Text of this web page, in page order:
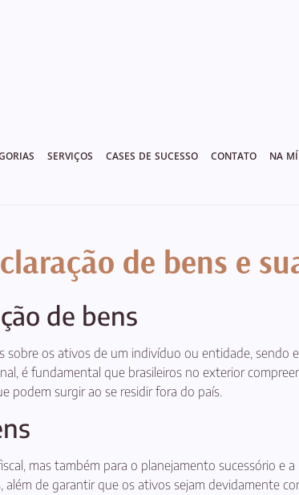
SERVIÇOS CASES DE SUCESSO CONTATO NA
de bens e
de bens
os ativos de um indivíduo ou entidade, sendo
é fundamental que brasileiros no exterior
podem surgir ao se residir fora do país.
mas também para o planejamento sucessório e
de garantir que os ativos sejam devidamente